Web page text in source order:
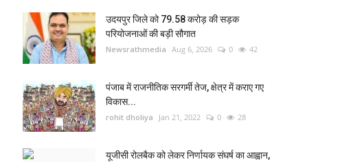
उदयपुर जिले को 79.58 करोड़ की सड़क
परियोजनाओं की बड़ी सौगात
Newsrathmedia Aug 6, 2026 0 42
पंजाब में राजनीतिक सरगर्मी तेज, क्षेत्र में कराए गए
विकास...
rohit dholiya Jan 21, 2022 0 28
यूजीसी रोलबैक को लेकर निर्णायक संघर्ष का आह्वान,